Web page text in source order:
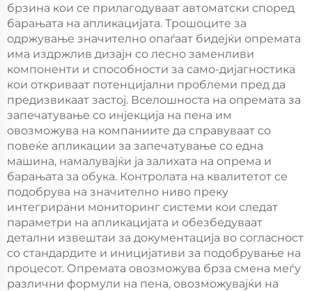
брзина кои се прилагодуваат автоматски според
барањата на апликацијата. Трошоците за
одржување значително опаѓаат бидејќи опремата
има издржлив дизајн со лесно заменливи
компоненти и способности за само-дијагностика
кои откриваат потенцијални проблеми пред да
предизвикаат застој. Вселошноста на опремата за
запечатување со инјекција на пена им
овозможува на компаниите да справуваат со
повеќе апликации за запечатување со една
машина, намалувајќи ја залихата на опрема и
барањата за обука. Контролата на квалитетот се
подобрува на значително ниво преку
интегрирани мониторинг системи кои следат
параметри на апликацијата и обезбедуваат
детални извештаи за документација во согласност
со стандардите и иницијативи за подобрување на
процесот. Опремата овозможува брза смена меѓу
различни формули на пена, овозможувајќи на